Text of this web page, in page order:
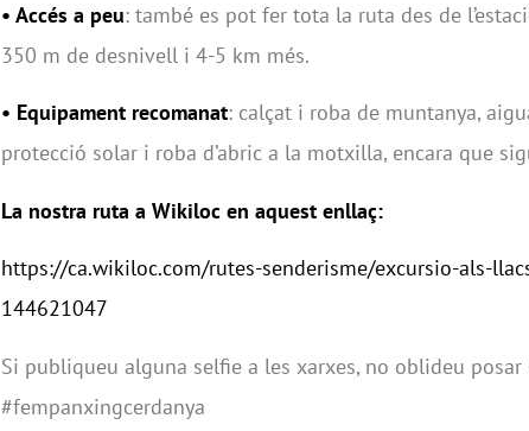
• Accés a peu: també es pot fer tota la ruta des de
350 m de desnivell i 4-5 km més.
• Equipament recomanat: calçat i roba de muntanya,
protecció solar i roba d’abric a la motxilla, encara que
La nostra ruta a Wikiloc en aquest enllaç:
https://ca.wikiloc.com/rutes-senderisme/excursio-als-
144621047
Si publiqueu alguna selfie a les xarxes, no oblideu posar
#fempanxingcerdanya